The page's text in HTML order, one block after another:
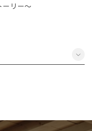
ーリー～